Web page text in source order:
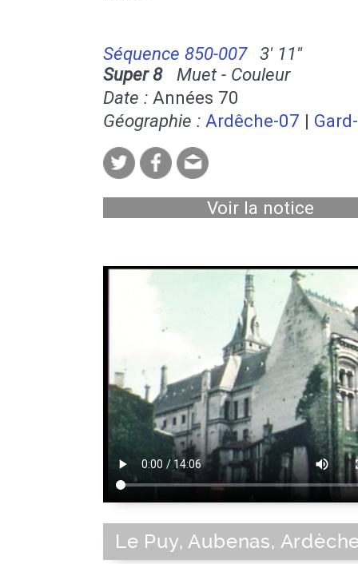
Séquence 850-007
3' 11''
Super 8Muet - Couleur
Date : Années 70
Géographie : Ardêche-07 |
Voir la notice
Le Puy, Aubenas,